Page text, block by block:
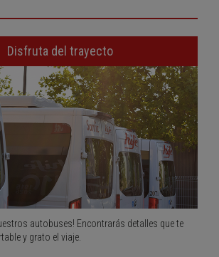
Disfruta del trayecto
autobuses! Encontrarás detalles que te
y grato el viaje.